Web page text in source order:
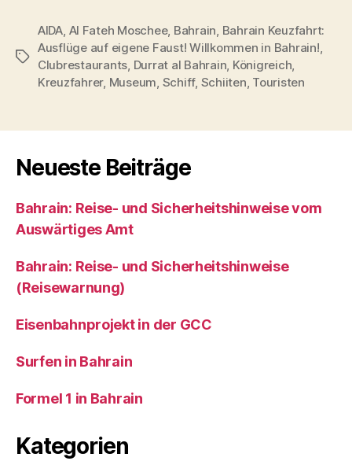
Schlagwörter
AIDA, Al Fateh Moschee, Bahrain, Bahrain Keuzfahrt:
Ausflüge auf eigene Faust! Willkommen in Bahrain!,
Clubrestaurants, Durrat al Bahrain, Königreich,
Kreuzfahrer, Museum, Schiff, Schiiten, Touristen
Neueste Beiträge
Bahrain: Reise- und Sicherheitshinweise vom
Auswärtiges Amt
Bahrain: Reise- und Sicherheitshinweise
(Reisewarnung)
Eisenbahnprojekt in der GCC
Surfen in Bahrain
Formel 1 in Bahrain
Kategorien